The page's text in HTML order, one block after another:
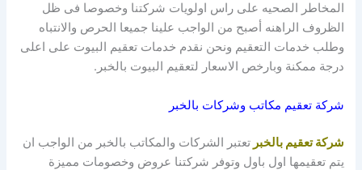
المخاطر الصحيه على راس اولويات شركتنا وخصوصا فى ظل
الظروف الراهنه أصبح من الواجب علينا جميعا الحرص والانتباه
وطلب خدمات التعقيم ونحن نقدم خدمات تعقيم البيوت على اعلى
درجة ممكنة وبارخص الاسعار لتعقيم البيوت بالخبر.
شركة تعقيم مكاتب وشركات بالخبر
شركة تعقيم بالخبرتعتبر الشركات والمكاتب بالخبر من الواجب ان
يتم تعقيمها اول باول وتوفر شركتنا عروض وخصومات مميزة